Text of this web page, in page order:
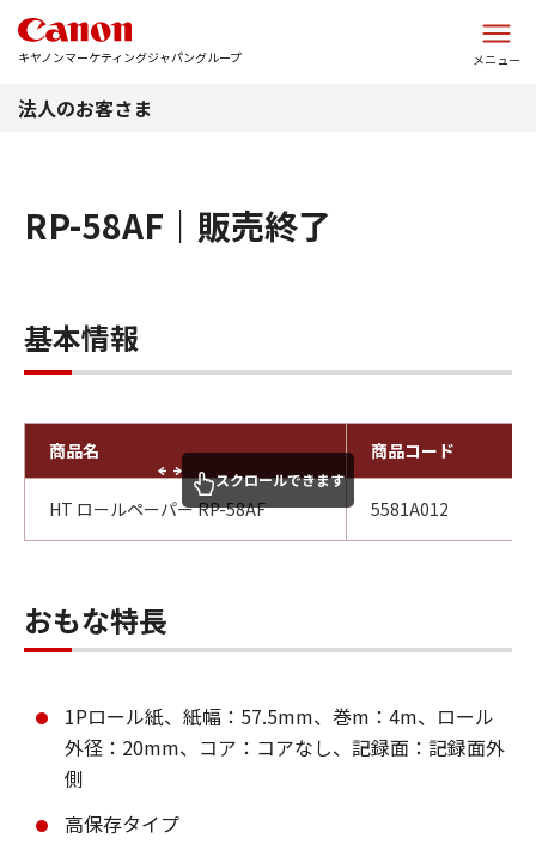
キヤノンマーケティングジャパングループ メニュー
法人のお客さま
RP-58AF｜販売終了
基本情報
商品名 商品コード
HT ロールペーパー RP-58AF 5581A012
スクロールできます
おもな特長
1Pロール紙、紙幅：57.5mm、巻m：4m、ロール
外径：20mm、コア：コアなし、記録面：記録面外
側
高保存タイプ